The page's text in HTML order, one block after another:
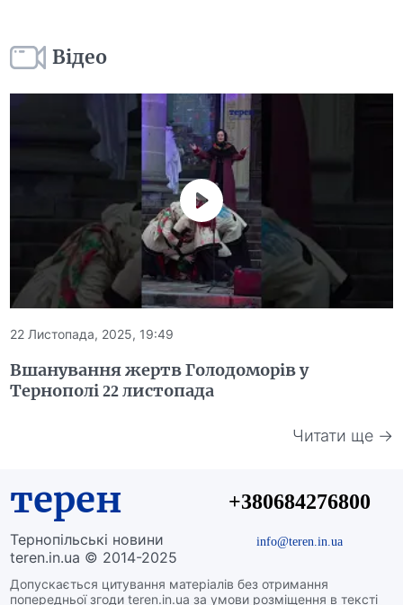
Відео
22 Листопада, 2025, 19:49
Вшанування жертв Голодоморів у
Тернополі 22 листопада
Читати ще →
терен
Тернопільські новини
teren.in.ua © 2014-2025
Допускається цитування матеріалів без отримання
попередньої згоди teren.in.ua за умови розміщення в тексті
+380684276800
info@teren.in.ua